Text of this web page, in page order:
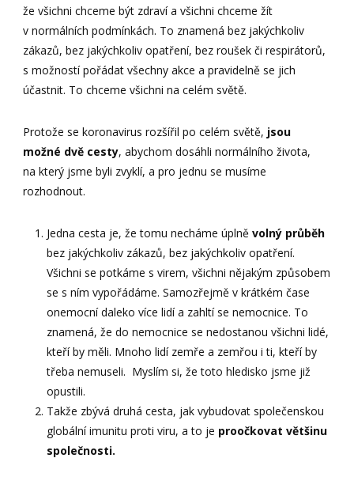
že všichni chceme být zdraví a všichni chceme žít
v normálních podmínkách. To znamená bez jakýchkoliv
zákazů, bez jakýchkoliv opatření, bez roušek či respirátorů,
s možností pořádat všechny akce a pravidelně se jich
účastnit. To chceme všichni na celém světě.
Protože se koronavirus rozšířil po celém světě, jsou
možné dvě cesty, abychom dosáhli normálního života,
na který jsme byli zvyklí, a pro jednu se musíme
rozhodnout.
Jedna cesta je, že tomu necháme úplněvolný průběh
bez jakýchkoliv zákazů, bez jakýchkoliv opatření.
Všichni se potkáme s virem, všichni nějakým způsobem
se s ním vypořádáme. Samozřejmě v krátkém čase
onemocní daleko více lidí a zahltí se nemocnice. To
znamená, že do nemocnice se nedostanou všichni lidé,
kteří by měli. Mnoho lidí zemře a zemřou i ti, kteří by
třeba nemuseli. Myslím si, že toto hledisko jsme již
opustili.
Takže zbývá druhá cesta, jak vybudovat společenskou
globální imunitu proti viru, a to je proočkovat většinu
společnosti.